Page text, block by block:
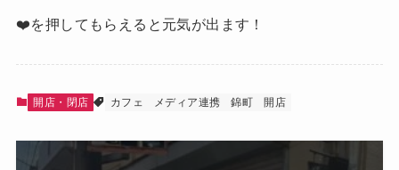
❤️を押してもらえると元気が出ます！
開店・閉店 カフェ メディア連携 錦町 開店